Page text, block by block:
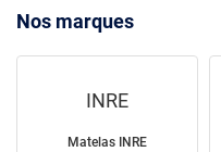
Nos marques
INRE
Matelas INRE